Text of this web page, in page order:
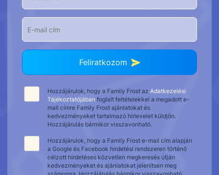
Feliratkozom
Hozzájárulok, hogy a Family Frost az Adatkezelési
Tájékoztatójában foglalt feltételekkel a megadott e-
mail címre Family Frost ajánlatokat és
kedvezményeket tartalmazó hírlevelet küldjön.
Hozzájárulás bármikor visszavonható.
Hozzájárulok, hogy a Family Frost e-mail cím alapján
a Google és Facebook hirdetési rendszeren történő
célzott hirdetéses közvetlen megkeresés útján
kedvezményeket és ajánlatokat jelenítsen meg